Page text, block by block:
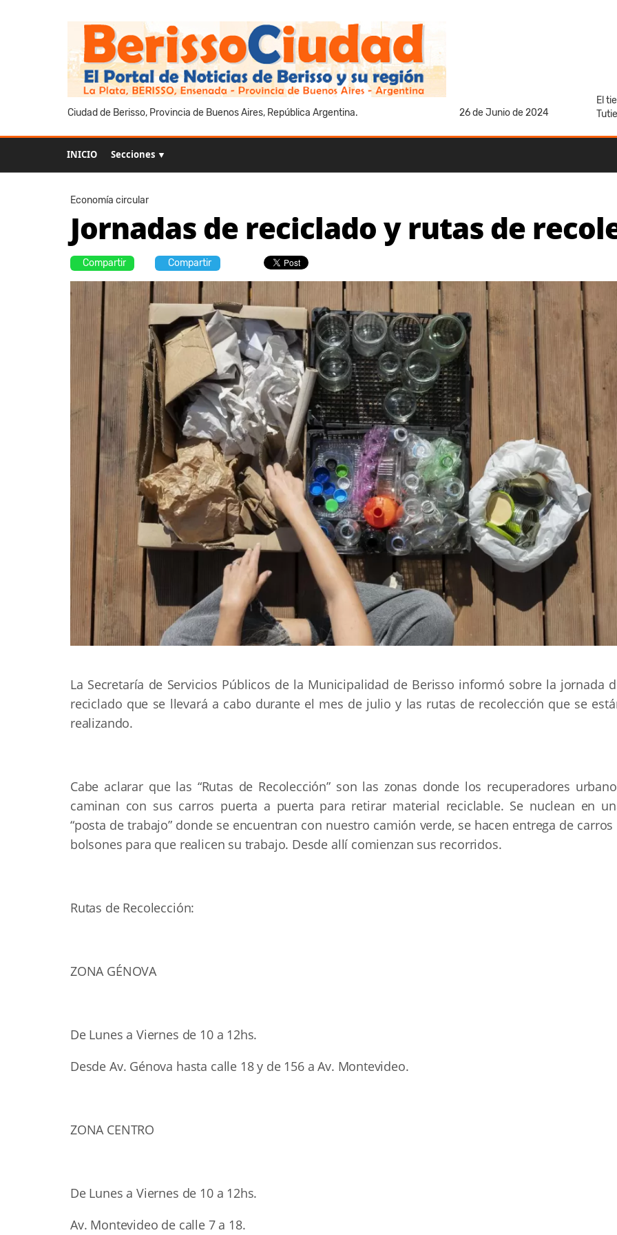
Ciudad de Berisso, Provincia de Buenos Aires, República Argentina. 26 de Junio de 2024
El
INICIO Secciones ▼
Economía circular
Jornadas de reciclado y rutas de
Compartir Compartir
La Secretaría de Servicios Públicos de la Municipalidad de Berisso informó sobre la jornada
reciclado que se llevará a cabo durante el mes de julio y las rutas de recolección que se
realizando.
Cabe aclarar que las “Rutas de Recolección” son las zonas donde los recuperadores
caminan con sus carros puerta a puerta para retirar material reciclable. Se nuclean en
“posta de trabajo” donde se encuentran con nuestro camión verde, se hacen entrega de carros
bolsones para que realicen su trabajo. Desde allí comienzan sus recorridos.
Rutas de Recolección:
ZONA GÉNOVA
De Lunes a Viernes de 10 a 12hs.
Desde Av. Génova hasta calle 18 y de 156 a Av. Montevideo.
ZONA CENTRO
De Lunes a Viernes de 10 a 12hs.
Av. Montevideo de calle 7 a 18.